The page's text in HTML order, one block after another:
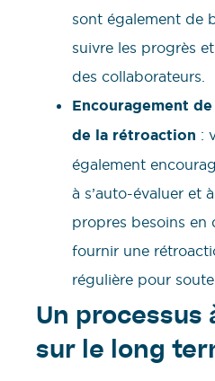
sont également de
suivre les progrès
des collaborateurs.
Encouragement
de la rétroaction :
également
à s’auto-évaluer et
propres besoins en
fournir une
régulière pour
Un processus
sur le long